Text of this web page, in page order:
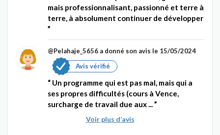
mais professionnalisant, passionné et terre à
terre, à absolument continuer de développer
@Pelahaje_5656 a donné son avis le 15/05/2024
Avis vérifié
Un programme qui est pas mal, mais qui a
ses propres difficultés (cours à Vence,
surcharge de travail due aux ...
Voir plus d’avis